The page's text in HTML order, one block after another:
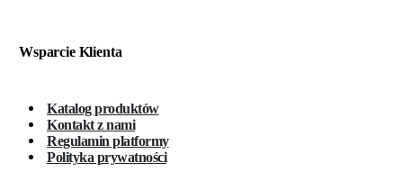
Wsparcie Klienta
Katalog produktów
Kontakt z nami
Regulamin platformy
Polityka prywatności